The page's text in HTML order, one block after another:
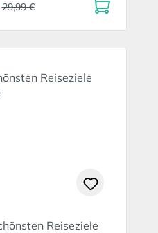
29,99 €
Reiseziele